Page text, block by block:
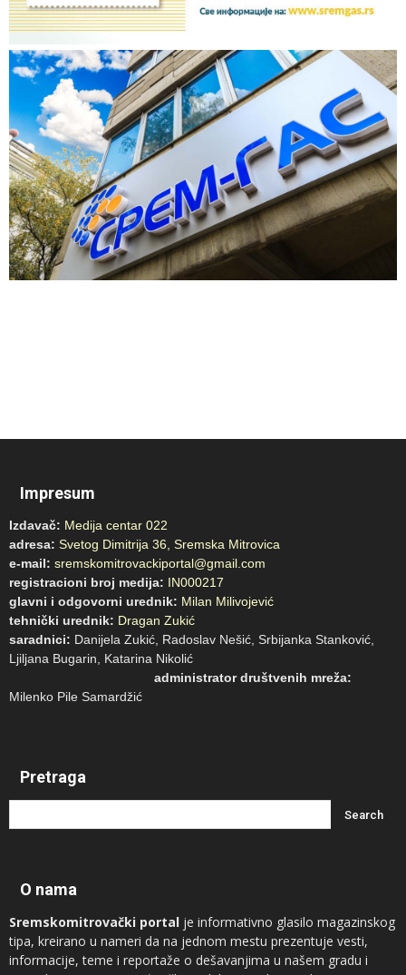
Impresum
Izdavač: Medija centar 022
adresa: Svetog Dimitrija 36, Sremska Mitrovica
e-mail: sremskomitrovackiportal@gmail.com
registracioni broj medija: IN000217
glavni i odgovorni urednik: Milan Milivojević
tehnički urednik: Dragan Zukić
saradnici: Danijela Zukić, Radoslav Nešić, Srbijanka Stanković,
Ljiljana Bugarin, Katarina Nikolić
administrator društvenih mreža:
Milenko Pile Samardžić
Pretraga
O nama
Sremskomitrovački portal je informativno glasilo magazinskog
tipa, kreirano u nameri da na jednom mestu prezentuje vesti,
informacije, teme i reportaže o dešavanjima u našem gradu i